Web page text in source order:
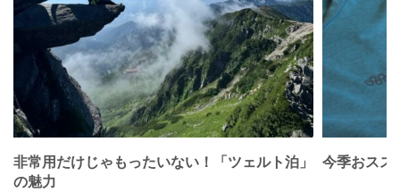
非常用だけじゃもったいない！「ツェルト泊」
の魅力
今季おスス